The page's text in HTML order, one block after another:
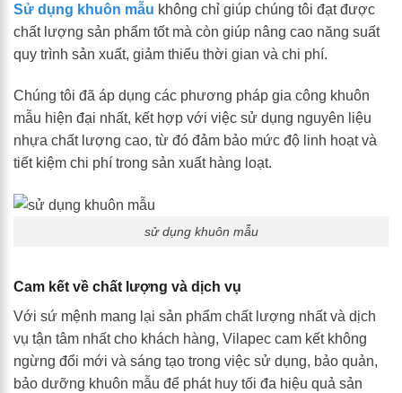
Sử dụng khuôn mẫu không chỉ giúp chúng tôi đạt được
chất lượng sản phẩm tốt mà còn giúp nâng cao năng suất
quy trình sản xuất, giảm thiểu thời gian và chi phí.
Chúng tôi đã áp dụng các phương pháp gia công khuôn
mẫu hiện đại nhất, kết hợp với việc sử dụng nguyên liệu
nhựa chất lượng cao, từ đó đảm bảo mức độ linh hoạt và
tiết kiệm chi phí trong sản xuất hàng loạt.
sử dụng khuôn mẫu
Cam kết về chất lượng và dịch vụ
Với sứ mệnh mang lại sản phẩm chất lượng nhất và dịch
vụ tận tâm nhất cho khách hàng, Vilapec cam kết không
ngừng đổi mới và sáng tạo trong việc sử dụng, bảo quản,
bảo dưỡng khuôn mẫu để phát huy tối đa hiệu quả sản